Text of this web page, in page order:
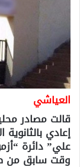
العياشي
قالت مصادر
إعادي
علي” دائرة
وقت سابق من